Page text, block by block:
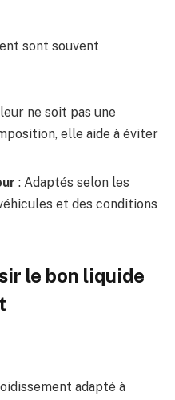
sont souvent
ne soit pas une
elle aide à éviter
: Adaptés selon les
et des conditions
le bon liquide
adapté à